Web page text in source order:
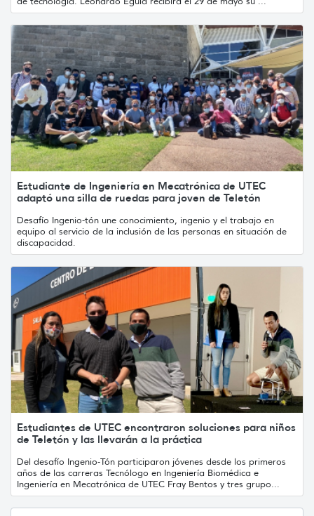
Estudiante de Ingeniería en Mecatrónica de UTEC
adaptó una silla de ruedas para joven de Teletón
Desafío Ingenio-tón une conocimiento, ingenio y el trabajo en
equipo al servicio de la inclusión de las personas en situación de
discapacidad.
Estudiantes de UTEC encontraron soluciones para niños
de Teletón y las llevarán a la práctica
Del desafío Ingenio-Tón participaron jóvenes desde los primeros
años de las carreras Tecnólogo en Ingeniería Biomédica e
Ingeniería en Mecatrónica de UTEC Fray Bentos y tres grupo...